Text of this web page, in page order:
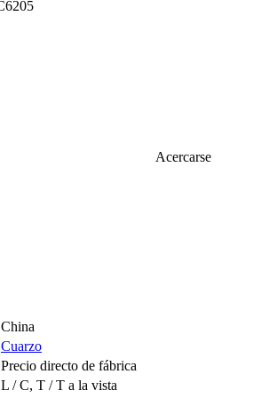
Acercarse
China
Cuarzo
Precio directo de fábrica
L / C, T / T a la vista